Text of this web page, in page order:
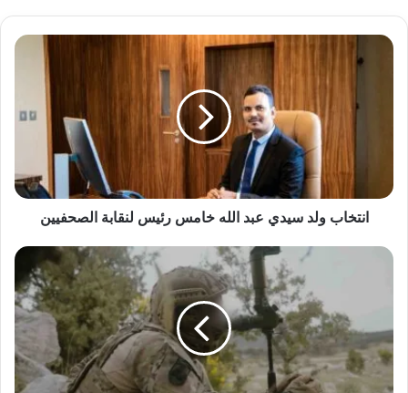
انتخاب ولد سيدي عبد الله خامس رئيس لنقابة الصحفيين